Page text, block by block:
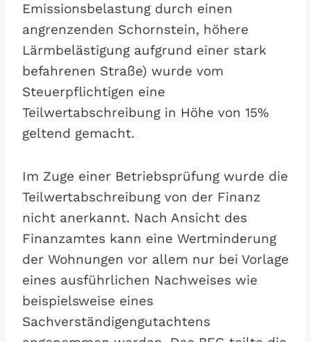
Emissionsbelastung durch einen
angrenzenden Schornstein, höhere
Lärmbelästigung aufgrund einer stark
befahrenen Straße) wurde vom
Steuerpflichtigen eine
Teilwertabschreibung in Höhe von 15%
geltend gemacht.
Im Zuge einer Betriebsprüfung wurde die
Teilwertabschreibung von der Finanz
nicht anerkannt. Nach Ansicht des
Finanzamtes kann eine Wertminderung
der Wohnungen vor allem nur bei Vorlage
eines ausführlichen Nachweises wie
beispielsweise eines
Sachverständigengutachtens